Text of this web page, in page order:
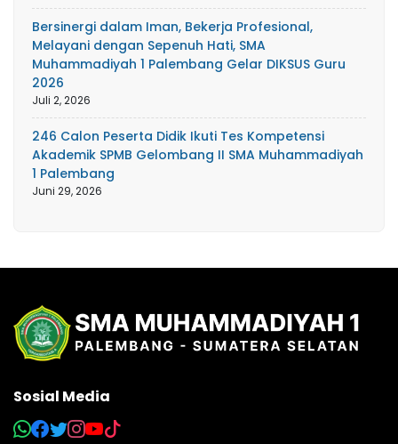
Bersinergi dalam Iman, Bekerja Profesional,
Melayani dengan Sepenuh Hati, SMA
Muhammadiyah 1 Palembang Gelar DIKSUS Guru
2026
Juli 2, 2026
246 Calon Peserta Didik Ikuti Tes Kompetensi
Akademik SPMB Gelombang II SMA Muhammadiyah
1 Palembang
Juni 29, 2026
Sosial Media